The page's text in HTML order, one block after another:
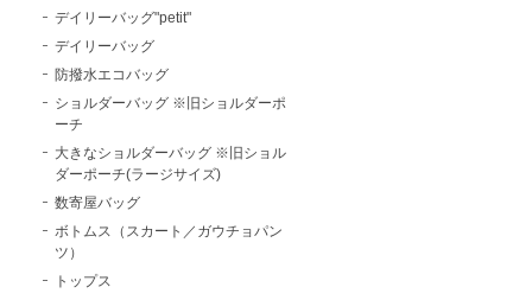
デイリーバッグ"petit"
デイリーバッグ
防撥水エコバッグ
ショルダーバッグ ※旧ショルダーポ
ーチ
大きなショルダーバッグ ※旧ショル
ダーポーチ(ラージサイズ)
数寄屋バッグ
ボトムス（スカート／ガウチョパン
ツ）
トップス